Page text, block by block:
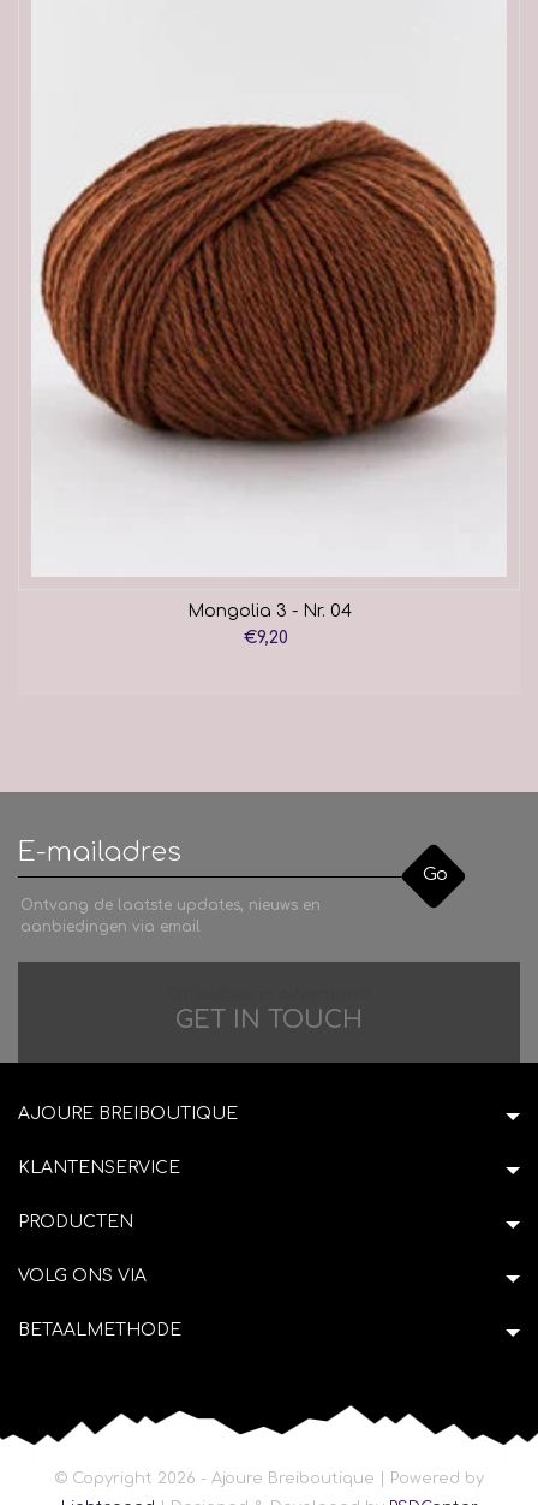
Mongolia 3 - Nr. 04
€9,20
Go
Ontvang de laatste updates, nieuws en
aanbiedingen via email
GET IN TOUCH
AJOURE BREIBOUTIQUE
KLANTENSERVICE
PRODUCTEN
VOLG ONS VIA
BETAALMETHODE
© Copyright 2026 - Ajoure Breiboutique | Powered by